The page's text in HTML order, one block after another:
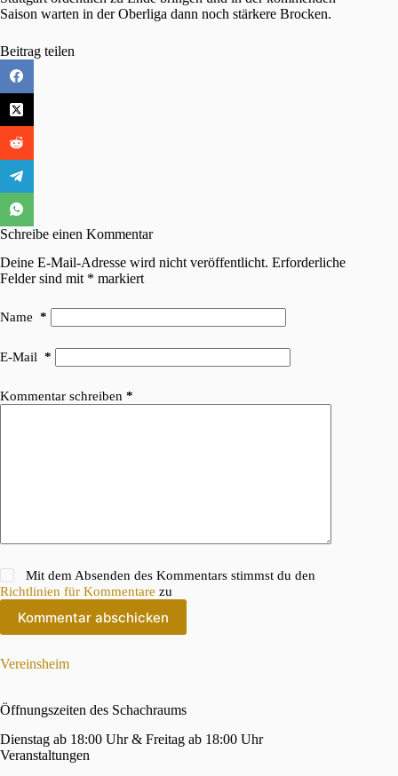
Saison warten in der Oberliga dann noch stärkere Brocken.
Beitrag teilen
Schreibe einen Kommentar
Deine E-Mail-Adresse wird nicht veröffentlicht. Erforderliche
Felder sind mit * markiert
Name *
E-Mail *
Kommentar schreiben *
Mit dem Absenden des Kommentars stimmst du den
Richtlinien für Kommentare zu
Kommentar abschicken
Vereinsheim
Öffnungszeiten des Schachraums
Dienstag ab 18:00 Uhr & Freitag ab 18:00 Uhr
Veranstaltungen